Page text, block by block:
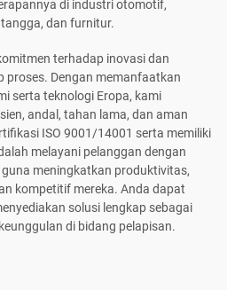
di industri otomotif,
dan furnitur.
terhadap inovasi dan
proses. Dengan memanfaatkan
serta teknologi Eropa, kami
andal, tahan lama, dan aman
ISO 9001/14001 serta memiliki
melayani pelanggan dengan
meningkatkan produktivitas,
kompetitif mereka. Anda dapat
solusi lengkap sebagai
di bidang pelapisan.